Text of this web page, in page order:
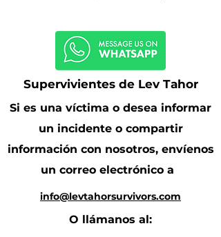
Supervivientes de Lev Tahor
Si es una víctima o desea informar
un incidente o compartir
información con nosotros, envíenos
un correo electrónico a
info@levtahorsurvivors.com
O llámanos al: